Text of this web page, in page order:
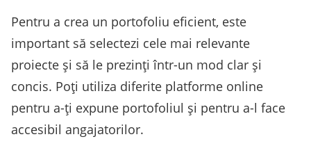
Pentru a crea un portofoliu eficient, este
important să selectezi cele mai relevante
proiecte și să le prezinți într-un mod clar și
concis. Poți utiliza diferite platforme online
pentru a-ți expune portofoliul și pentru a-l face
accesibil angajatorilor.